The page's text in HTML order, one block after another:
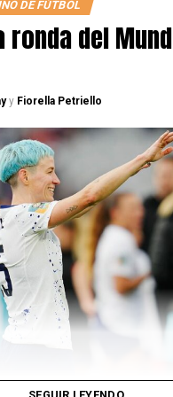
DE FÚTBOL
ronda del
y Fiorella Petriello